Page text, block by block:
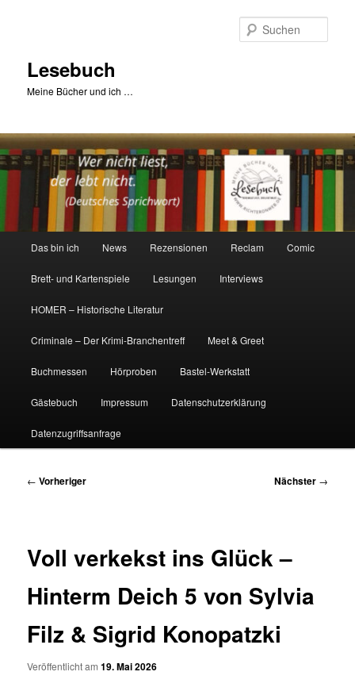
Lesebuch
Meine Bücher und ich …
Das bin ich News Rezensionen Reclam Comic
Brett- und Kartenspiele Lesungen Interviews
HOMER – Historische Literatur
Criminale – Der Krimi-Branchentreff Meet & Greet
Buchmessen Hörproben Bastel-Werkstatt
Gästebuch Impressum Datenschutzerklärung
Datenzugriffsanfrage
Beitragsnavigation
← Vorheriger Nächster →
Voll verkekst ins Glück –
Hinterm Deich 5 von Sylvia
Filz & Sigrid Konopatzki
Veröffentlicht am19. Mai 2026